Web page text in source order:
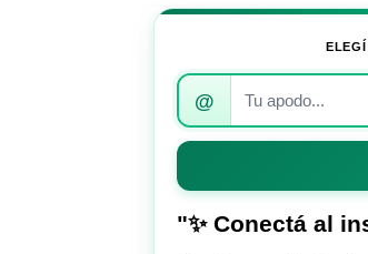
Introduce
apodo
para
al
chat
@
"✨ Conectá al